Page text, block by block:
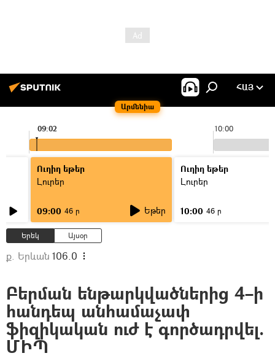
Արմենիա
ՀԱՅ
10:00
09:02
Ուղիղ եթեր
Լուրեր
09:00 46 ր Եթեր
Ուղիղ եթեր
Լուրեր
10:00 46 ր
Երեկ Այսօր
ք. Երևան 106.0
Բերման ենթարկվածներից 4–ի
հանդեպ անհամաչափ
ֆիզիկական ուժ է գործադրվել.
ՄԻՊ